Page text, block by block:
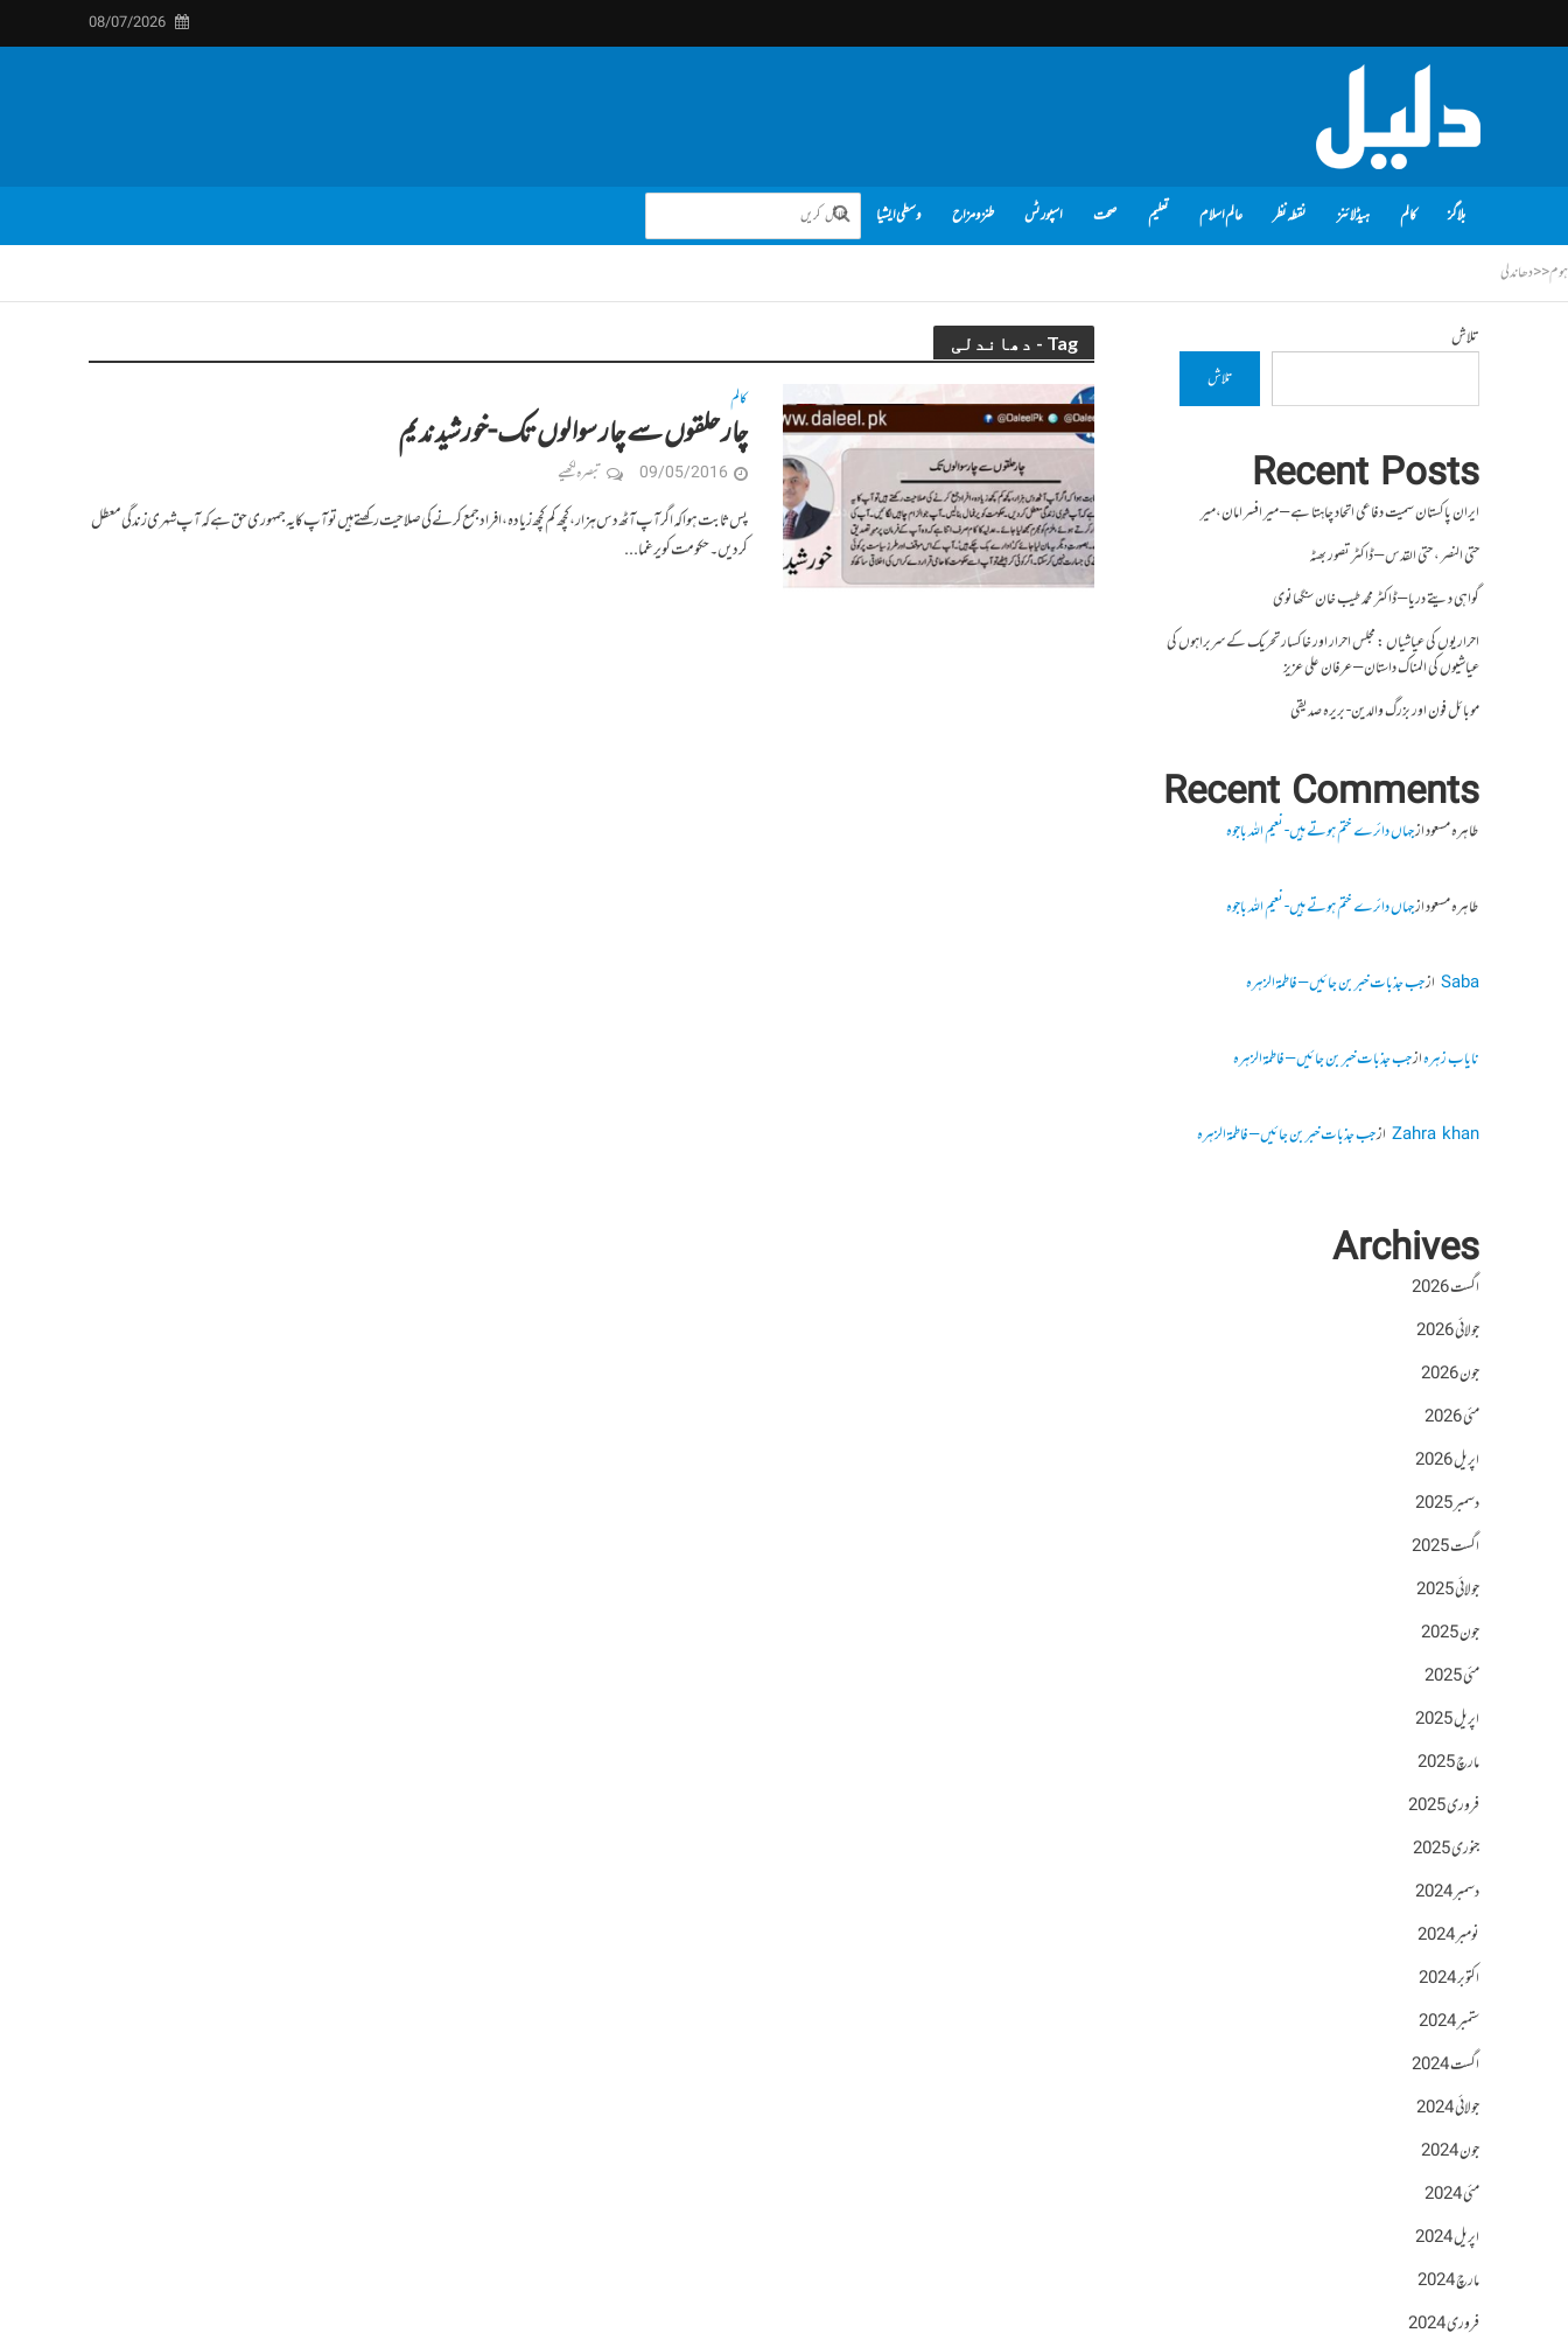
08/07/2026
بلاگز کالم ہیڈلائنز نقطہ نظر عالم اسلام تعلیم صحت اسپورٹس طنز و مزاح وسطی ایشیا
ہوم<<دھاندلی
Tag - دھاندلی
کالم
چار حلقوں سے چار سوالوں تک-خورشید ندیم
09/05/2016 تبصرہ لکھیے
پس ثابت ہوا کہ اگر آپ آٹھ دس ہزار،کچھ کم کچھ زیادہ، افرادجمع کر نے کی صلاحیت رکھتے ہیں تو آپ کا یہ جمہوری حق ہے کہ آپ شہری زندگی معطل
کر دیں۔حکومت کو یرغما...
تلاش
تلاش
Recent Posts
ایران پاکستان سمیت دفاعی اتحاد چاہتا ہے – میر افسر امان،میر
حتی النصر ، حتی القدس – ڈاکٹر تصور بھٹہ
گواہی دیتے دریا – ڈاکٹر محمد طیب خان سنگھانوی
احراریوں کی عیاشیاں : مجلس احرار اور خاکسار تحریک کے سربراہوں کی
عیاشیوں کی المناک داستان – عرفان علی عزیز
موبائل فون اور بزرگ والدین- بریرہ صدیقی
Recent Comments
طاہرہ مسعودازجہاں دائرے ختم ہوتے ہیں- نعیم اللہ باجوہ
طاہرہ مسعودازجہاں دائرے ختم ہوتے ہیں- نعیم اللہ باجوہ
Sabaازجب جذبات خبر بن جائیں – فاطمۃالزہرہ
نایاب زہرہازجب جذبات خبر بن جائیں – فاطمۃالزہرہ
Zahra khanازجب جذبات خبر بن جائیں – فاطمۃالزہرہ
Archives
اگست 2026
جولائی 2026
جون 2026
مئی 2026
اپریل 2026
دسمبر 2025
اگست 2025
جولائی 2025
جون 2025
مئی 2025
اپریل 2025
مارچ 2025
فروری 2025
جنوری 2025
دسمبر 2024
نومبر 2024
اکتوبر 2024
ستمبر 2024
اگست 2024
جولائی 2024
جون 2024
مئی 2024
اپریل 2024
مارچ 2024
فروری 2024